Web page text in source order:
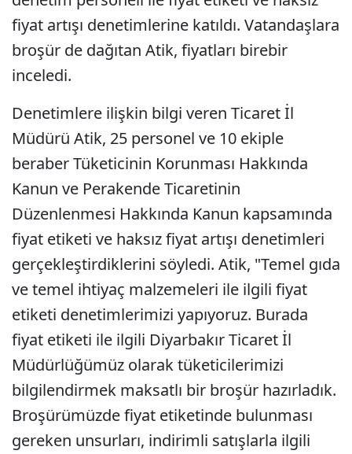
fiyat artışı denetimlerine katıldı. Vatandaşlara
broşür de dağıtan Atik, fiyatları birebir
inceledi.
Denetimlere ilişkin bilgi veren Ticaret İl
Müdürü Atik, 25 personel ve 10 ekiple
beraber Tüketicinin Korunması Hakkında
Kanun ve Perakende Ticaretinin
Düzenlenmesi Hakkında Kanun kapsamında
fiyat etiketi ve haksız fiyat artışı denetimleri
gerçekleştirdiklerini söyledi. Atik, "Temel gıda
ve temel ihtiyaç malzemeleri ile ilgili fiyat
etiketi denetimlerimizi yapıyoruz. Burada
fiyat etiketi ile ilgili Diyarbakır Ticaret İl
Müdürlüğümüz olarak tüketicilerimizi
bilgilendirmek maksatlı bir broşür hazırladık.
Broşürümüzde fiyat etiketinde bulunması
gereken unsurları, indirimli satışlarla ilgili